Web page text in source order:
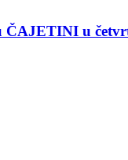
ČAJETINI u